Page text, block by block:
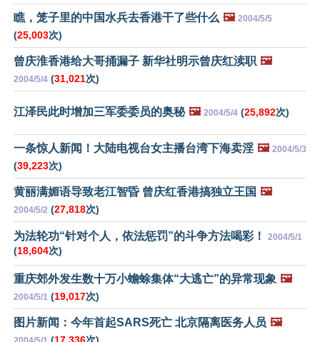
瞧，笼子里的中国水兵去香港干了些什么 🖼️ 2004/5/5
(25,003次)
曾庆淮香港给大哥捅漏子 新华社明示曾庆红渎职 🖼️
2004/5/4 (31,021次)
江泽民此时增加三军委委员的奥秘 🖼️ 2004/5/4 (25,892次)
一条惊人新闻！大陆电视台女主播台湾下海卖淫 🖼️ 2004/5/3
(39,223次)
黄丽满媚语导致老江智昏 曾庆红香港搞独立王国 🖼️
2004/5/2 (27,818次)
为法轮功“针对个人，依法惩罚”的斗争方法喝彩！ 2004/5/1
(18,604次)
重庆郊外发生数十万小蟾蜍集体“大逃亡”的异常现象 🖼️
2004/5/1 (19,017次)
图片新闻：今年首起SARS死亡 北京隔离医务人员 🖼️